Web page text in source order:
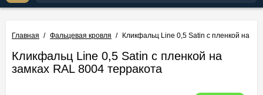
Главная Фальцевая кровля Кликфальц Line 0,5 Satin с пленкой на
Кликфальц Line 0,5 Satin с пленкой на
замках RAL 8004 терракота